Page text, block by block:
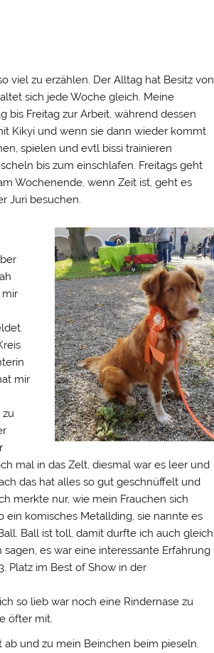
viel zu erzählen. Der Alltag hat Besitz von
sich jede Woche gleich. Meine
bis Freitag zur Arbeit, während dessen
Kikyi und wenn sie dann wieder kommt
spielen und evtl bissi trainieren
bis zum einschlafen. Freitags geht
Wochenende, wenn Zeit ist, geht es
Juri besuchen.
mir
mir
mal in das Zelt, diesmal war es leer und
das hat alles so gut geschnüffelt und
merkte nur, wie mein Frauchen sich
ein komisches Metallding, sie nannte es
Ball ist toll, damit durfte ich auch gleich
es war eine interessante Erfahrung
Platz im Best of Show in der
so lieb war noch eine Rindernase zu
öfter mit.
und zu mein Beinchen beim pieseln.